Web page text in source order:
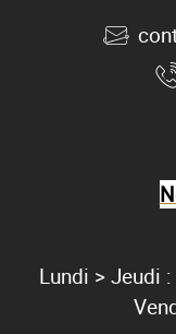
Lundi > Jeudi